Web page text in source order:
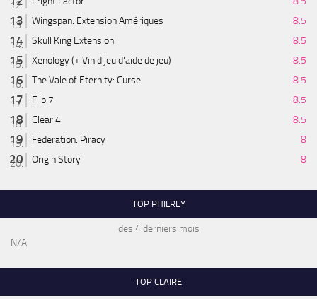
Wingspan: Extension Amériques
8.5
Skull King Extension
8.5
Xenology (+ Vin d'jeu d'aide de jeu)
8.5
The Vale of Eternity: Curse
8.5
Flip 7
8.5
Clear 4
8.5
Federation: Piracy
8
Origin Story
8
TOP PHILREY
des 4 derniers mois
N/A
TOP CLAIRE